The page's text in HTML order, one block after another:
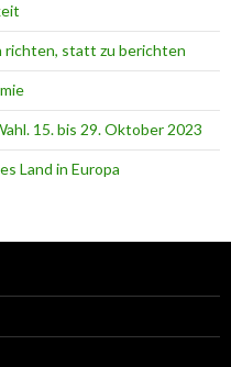
richten, statt zu berichten
15. bis 29. Oktober 2023
Land in Europa